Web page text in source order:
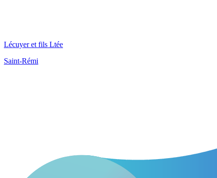
Lécuyer et fils Ltée
Saint-Rémi